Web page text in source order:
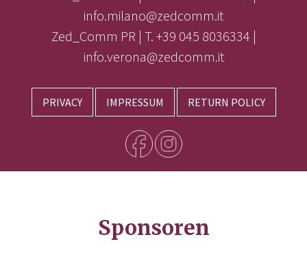
info.milano@zedcomm.it
Zed_Comm PR | T. +39 045 8036334 |
info.verona@zedcomm.it
PRIVACY IMPRESSUM RETURN POLICY
Sponsoren